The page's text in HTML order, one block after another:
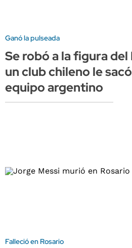
Ganó la pulseada
Se robó a la figura
un club chileno le
equipo argentino
Falleció en Rosario